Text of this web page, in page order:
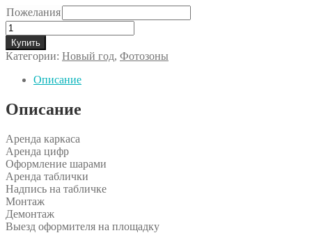
Пожелания
Количество
товара
Фотозона
новогодняя
№1.23
Купить
Категории: Новый год, Фотозоны
Описание
Описание
Аренда каркаса
Аренда цифр
Оформление шарами
Аренда таблички
Надпись на табличке
Монтаж
Демонтаж
Выезд оформителя на площадку